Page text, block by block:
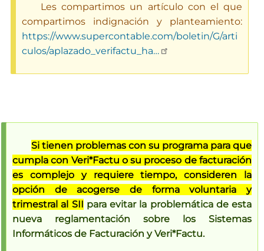
Les compartimos un artículo con el que
compartimos indignación y planteamiento:
https://www.supercontable.com/boletin/G/arti
culos/aplazado_verifactu_ha…
Si tienen problemas con su programa para que
cumpla con Veri*Factu o su proceso de facturación
es complejo y requiere tiempo, consideren la
opción de acogerse de forma voluntaria y
trimestral al SII para evitar la problemática de esta
nueva reglamentación sobre los Sistemas
Informáticos de Facturación y Veri*Factu.